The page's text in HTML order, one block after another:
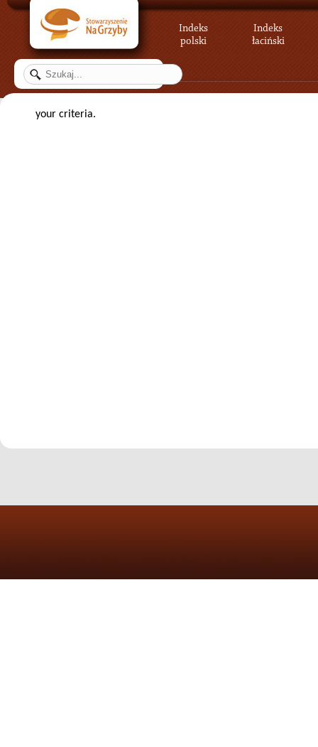
Indeks
polski
Indeks
łaciński
your criteria.